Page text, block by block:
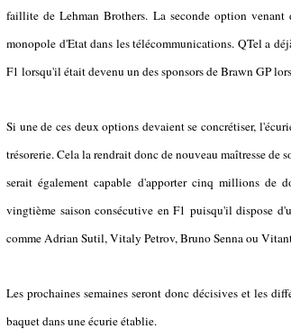
faillite de Lehman Brothers. La seconde option
monopole d'Etat dans les télécommunications. QTel a
F1 lorsqu'il était devenu un des sponsors de Brawn GP
Si une de ces deux options devaient se concrétiser,
trésorerie. Cela la rendrait donc de nouveau maîtresse
serait également capable d'apporter cinq millions de
vingtième saison consécutive en F1 puisqu'il dispose
comme Adrian Sutil, Vitaly Petrov, Bruno Senna ou
Les prochaines semaines seront donc décisives et les
baquet dans une écurie établie.